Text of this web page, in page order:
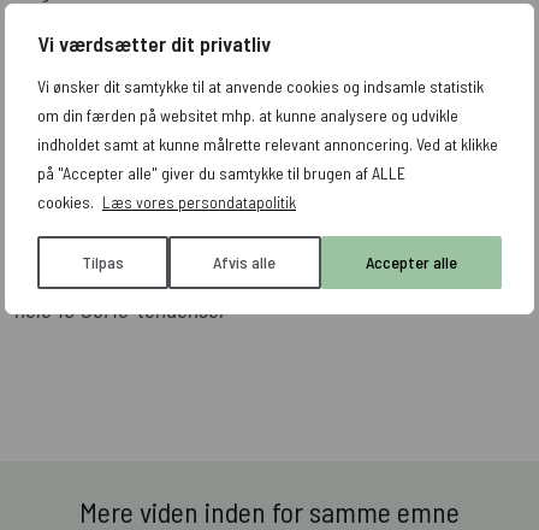
Vi værdsætter dit privatliv
Vi ønsker dit samtykke til at anvende cookies og indsamle statistik
om din færden på websitet mhp. at kunne analysere og udvikle
indholdet samt at kunne målrette relevant annoncering. Ved at klikke
på "Accepter alle" giver du samtykke til brugen af ALLE
cookies. Læs vores persondatapolitik
Tilpas Afvis alle Accepter alle
dem nemt og hurtigt – helt uden et besøg på din
hjemmeside.
Vil du blive meget klogere på endnu flere trends, der kan
påvirke din SoMe strategi? Sådownload vores
whitepaper om SoMe-trends. Her får du vigtig viden om
hele 10 SoMe-tendenser
Mere viden inden for samme emne